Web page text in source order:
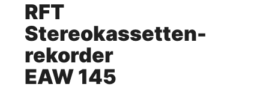
RFT
Stereokassetten-
rekorder
EAW 145